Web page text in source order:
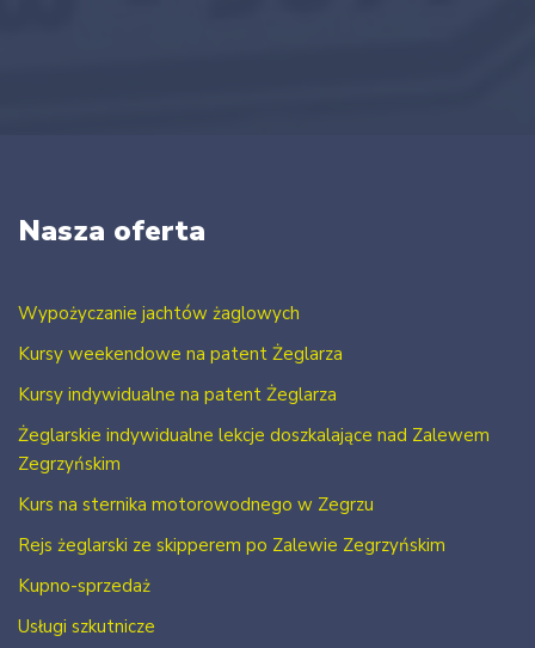
Nasza oferta
Wypożyczanie jachtów żaglowych
Kursy weekendowe na patent Żeglarza
Kursy indywidualne na patent Żeglarza
Żeglarskie indywidualne lekcje doszkalające nad Zalewem
Zegrzyńskim
Kurs na sternika motorowodnego w Zegrzu
Rejs żeglarski ze skipperem po Zalewie Zegrzyńskim
Kupno-sprzedaż
Usługi szkutnicze